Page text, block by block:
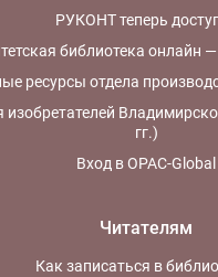
РУКОНТ теперь
библиотека онлайн
ресурсы отдела
гг.)
Вход в OPAC-Global
Читателям
Как записаться в